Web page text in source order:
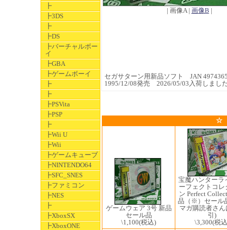
┣
┣3DS
┣
┣DS
┣バーチャルボー
イ
┣GBA
┣ゲームボーイ
┣
┣
┣PSVita
┣PSP
┣
┣Wii U
┣Wii
┣ゲームキューブ
┣NINTENDO64
┣SFC_SNES
┣ファミコン
┣NES
┣
┣XboxSX
┣XboxONE
| 画像A | 画像B |
セガサターン用新品ソフト JAN
1995/12/08発売 2026/05/03入荷しまし
☆
ゲームウェア 3号 新品
セール品
\1,100(税込)
宝魔ハンターラ
ーフェクトコレ
ン Perfect
品（※）セール
マガ購読者さん
引)
\3,300(税